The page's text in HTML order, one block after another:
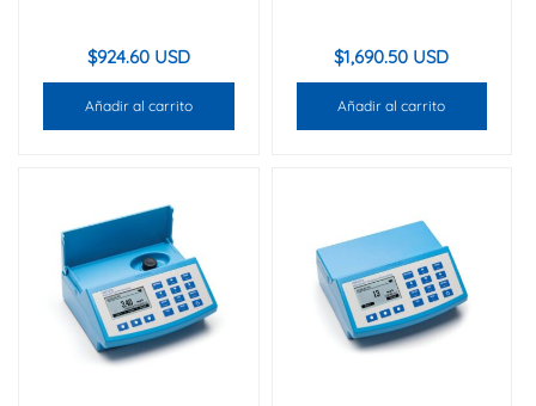
$924.60 USD
Añadir al carrito
$1,690.50 USD
Añadir al carrito